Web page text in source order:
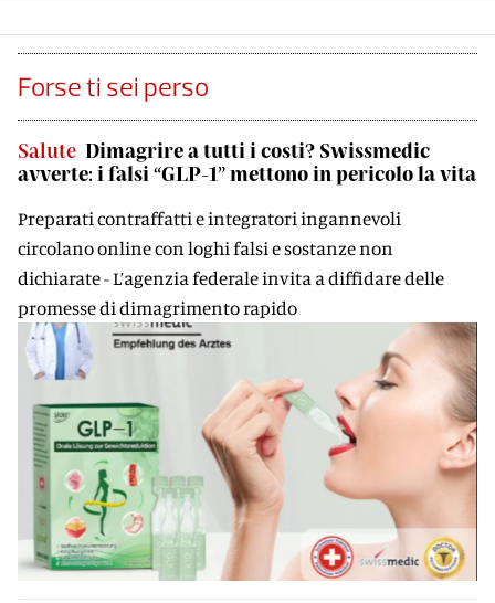
Forse ti sei perso
Salute Dimagrire a tutti i costi? Swissmedic
avverte: i falsi “GLP-1” mettono in pericolo la vita
Preparati contraffatti e integratori ingannevoli
circolano online con loghi falsi e sostanze non
dichiarate - L’agenzia federale invita a diffidare delle
promesse di dimagrimento rapido